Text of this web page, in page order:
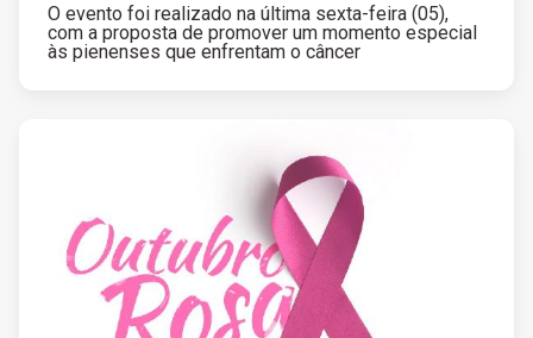
O evento foi realizado na última sexta-feira (05),
com a proposta de promover um momento especial
às pienenses que enfrentam o câncer